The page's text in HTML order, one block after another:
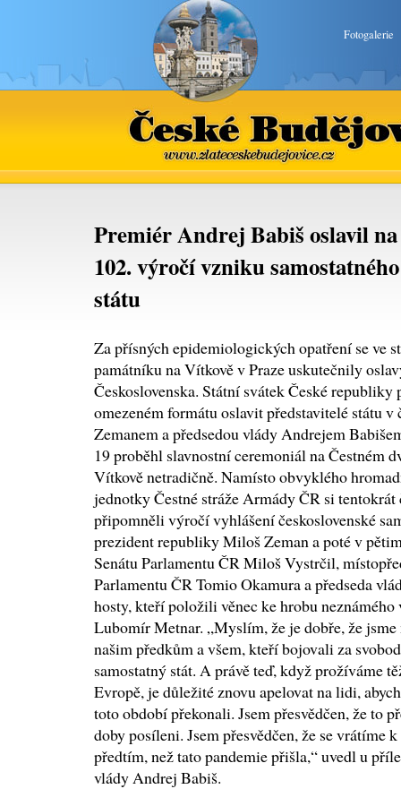
Fotogalerie
České Budějovice
www.zlateceskebudejovice.cz
Premiér Andrej Babiš oslavil
102. výročí vzniku
státu
Za přísných epidemiologických opatření se ve
památníku na Vítkově v Praze uskutečnily
Československa. Státní svátek České
omezeném formátu oslavit představitelé státu
Zemanem a předsedou vlády Andrejem
19 proběhl slavnostní ceremoniál na Čestném
Vítkově netradičně. Namísto obvyklého
jednotky Čestné stráže Armády ČR si
připomněli výročí vyhlášení československé
prezident republiky Miloš Zeman a poté v
Senátu Parlamentu ČR Miloš Vystrčil,
Parlamentu ČR Tomio Okamura a předseda
hosty, kteří položili věnec ke hrobu
Lubomír Metnar. „Myslím, že je dobře, že
našim předkům a všem, kteří bojovali za
samostatný stát. A právě teď, když prožíváme
Evropě, je důležité znovu apelovat na lidi,
toto období překonali. Jsem přesvědčen, že to
doby posíleni. Jsem přesvědčen, že se vrátíme
předtím, než tato pandemie přišla,“ uvedl u
vlády Andrej Babiš.